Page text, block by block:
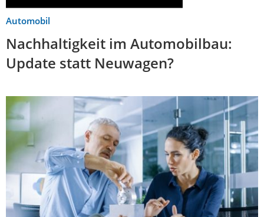
Automobil
Nachhaltigkeit im Automobilbau:
Update statt Neuwagen?